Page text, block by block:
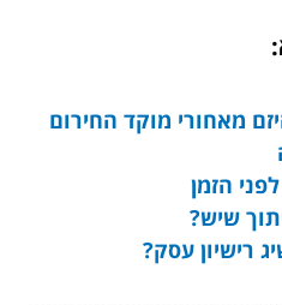
מאחורי מוקד החירום
הזמן
שיש?
רישיון עסק?